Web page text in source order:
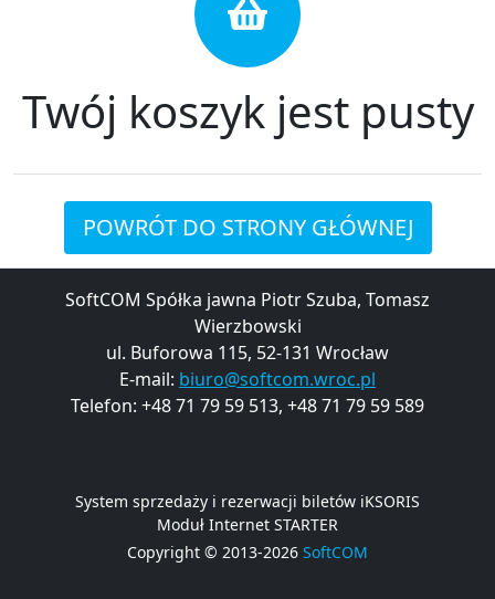
Twój koszyk jest pusty
POWRÓT DO STRONY GŁÓWNEJ
SoftCOM Spółka jawna Piotr Szuba, Tomasz
Wierzbowski
ul. Buforowa 115, 52-131 Wrocław
E-mail: biuro@softcom.wroc.pl
Telefon: +48 71 79 59 513, +48 71 79 59 589
System sprzedaży i rezerwacji biletów iKSORIS
Moduł Internet STARTER
Copyright © 2013-2026 SoftCOM